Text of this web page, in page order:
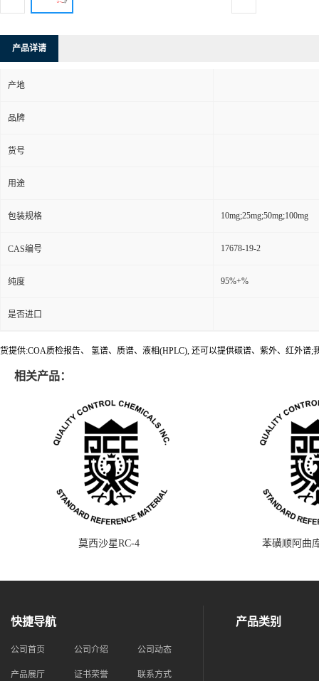
产品详请
产地
品牌
货号
用途
包装规格 10mg;25mg;50mg;100mg
CAS编号 17678-19-2
纯度 95%+%
是否进口
货提供:COA质检报告、 氢谱、质谱、液相(HPLC), 还可以提供碳谱、紫外、红外谱;
相关产品：
莫西沙星RC-4 苯磺顺阿曲
快捷导航
公司首页 公司介绍 公司动态
产品展厅 证书荣誉 联系方式
产品类别